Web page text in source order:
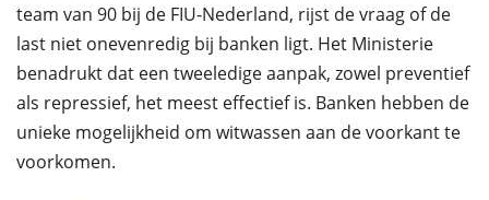
team van 90 bij de FIU-Nederland, rijst de vraag of de
last niet onevenredig bij banken ligt. Het Ministerie
benadrukt dat een tweeledige aanpak, zowel preventief
als repressief, het meest effectief is. Banken hebben de
unieke mogelijkheid om witwassen aan de voorkant te
voorkomen.